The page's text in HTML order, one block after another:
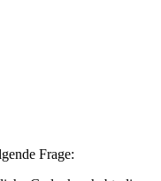
Frage: